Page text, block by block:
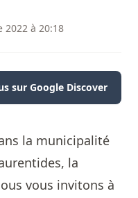
à 20:18
sur Google Discover
la municipalité
la
vous invitons à